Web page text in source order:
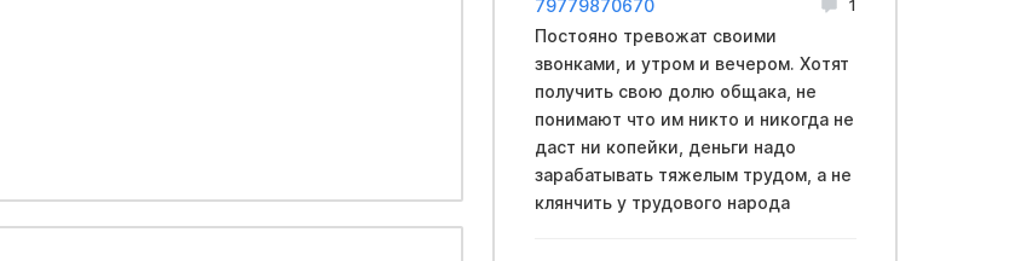
79779870670 1
Постояно тревожат своими
звонками, и утром и вечером. Хотят
получить свою долю общака, не
понимают что им никто и никогда не
даст ни копейки, деньги надо
зарабатывать тяжелым трудом, а не
клянчить у трудового народа